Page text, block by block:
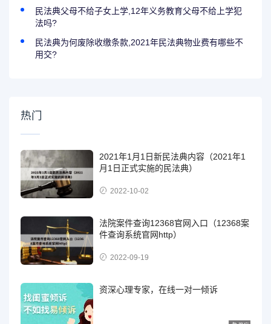
民法典父母不给子女上学,12年义务教育父母不给上学犯
法吗?
民法典为何废除收缴条款,2021年民法典物业费有哪些不
用交?
热门
2021年1月1日新民法典内容（2021年1
月1日正式实施的民法典）
2022-10-02
法院案件查询12368官网入口（12368案
件查询系统官网http）
2022-09-19
资深心理专家，在线一对一倾诉